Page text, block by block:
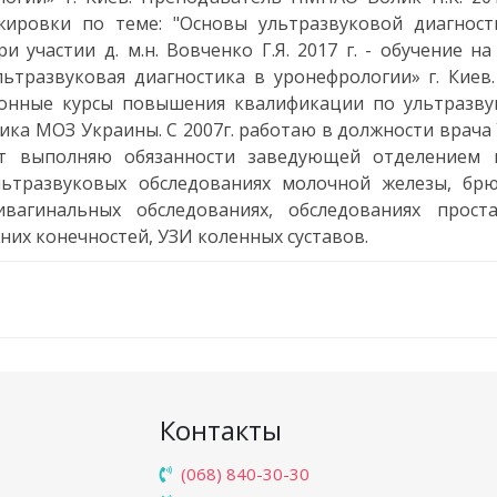
по теме: "Основы ультразвуковой
участии д. м.н. Вовченко Г.Я. 2017 г. - обучение на
диагностика в уронефрологии» г.
курсы повышения квалификации по
МОЗ Украины. С 2007г. работаю в должности
обязанности заведующей
обследованиях молочной железы,
обследованиях, обследованиях
конечностей, УЗИ коленных суставов.
Контакты
(068) 840-30-30